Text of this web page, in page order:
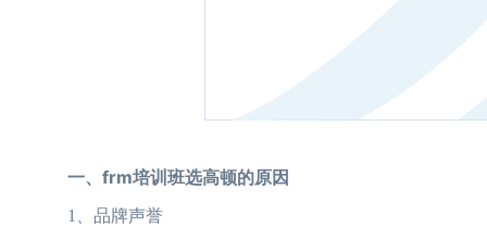
一、frm培训班选高顿的原因
1、品牌声誉